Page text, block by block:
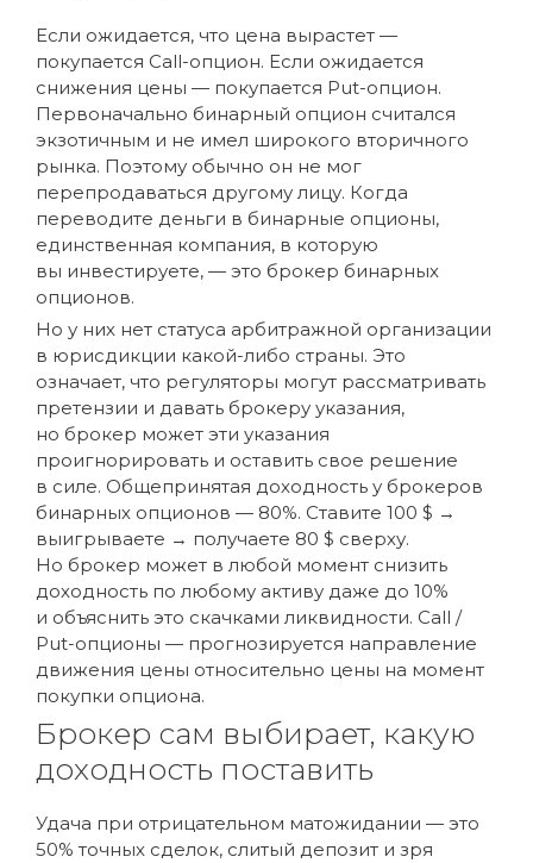
Если ожидается, что цена вырастет —
покупается Call-опцион. Если ожидается
снижения цены — покупается Put-опцион.
Первоначально бинарный опцион считался
экзотичным и не имел широкого вторичного
рынка. Поэтому обычно он не мог
перепродаваться другому лицу. Когда
переводите деньги в бинарные опционы,
единственная компания, в которую
вы инвестируете, — это брокер бинарных
опционов.
Но у них нет статуса арбитражной организации
в юрисдикции какой-либо страны. Это
означает, что регуляторы могут рассматривать
претензии и давать брокеру указания,
но брокер может эти указания
проигнорировать и оставить свое решение
в силе. Общепринятая доходность у брокеров
бинарных опционов — 80%. Ставите 100 $ →
выигрываете → получаете 80 $ сверху.
Но брокер может в любой момент снизить
доходность по любому активу даже до 10%
и объяснить это скачками ликвидности. Call /
Put-опционы — прогнозируется направление
движения цены относительно цены на момент
покупки опциона.
Брокер сам выбирает, какую
доходность поставить
Удача при отрицательном матожидании — это
50% точных сделок, слитый депозит и зря